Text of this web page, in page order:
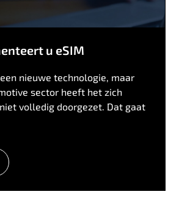
u eSIM
nieuwe technologie, maar
sector heeft het zich
volledig doorgezet. Dat gaat